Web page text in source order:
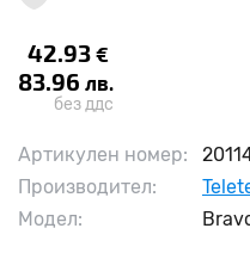
42.93 €
83.96 лв.
без ддс
Артикулен номер:
Производител:
Модел: